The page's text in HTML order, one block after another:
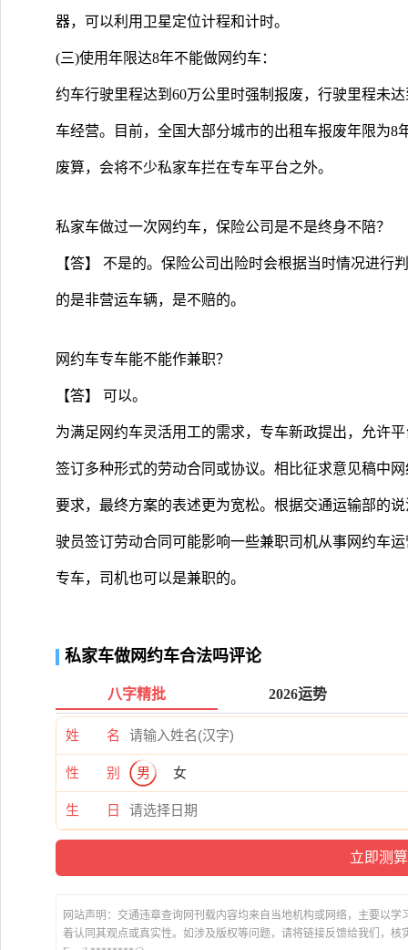
器，可以利用卫星定位计程和计时。
(三)使用年限达8年不能做网约车：
约车行驶里程达到60万公里时强制报废，行驶里程未
车经营。目前，全国大部分城市的出租车报废年限为8
废算，会将不少私家车拦在专车平台之外。
私家车做过一次网约车，保险公司是不是终身不陪？
【答】 不是的。保险公司出险时会根据当时情况进行
的是非营运车辆，是不赔的。
网约车专车能不能作兼职？
【答】 可以。
为满足网约车灵活用工的需求，专车新政提出，允许
签订多种形式的劳动合同或协议。相比征求意见稿中
要求，最终方案的表述更为宽松。根据交通运输部的
驶员签订劳动合同可能影响一些兼职司机从事网约车
专车，司机也可以是兼职的。
私家车做网约车合法吗评论
八字精批 2026运势
姓 名
性 别 男 女
生 日
网站声明：交通违章查询网刊载内容均来自当地机构或网络，主要以
着认同其观点或真实性。如涉及版权等问题，请将链接反馈给我们，核